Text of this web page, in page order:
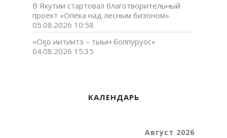
В Якутии стартовал благотворительный
проект «Опека над лесным бизоном»
05.08.2026 10:58
«Оҕо иитиитэ – тыын боппуруос»
04.08.2026 15:35
КАЛЕНДАРЬ
Август 2026